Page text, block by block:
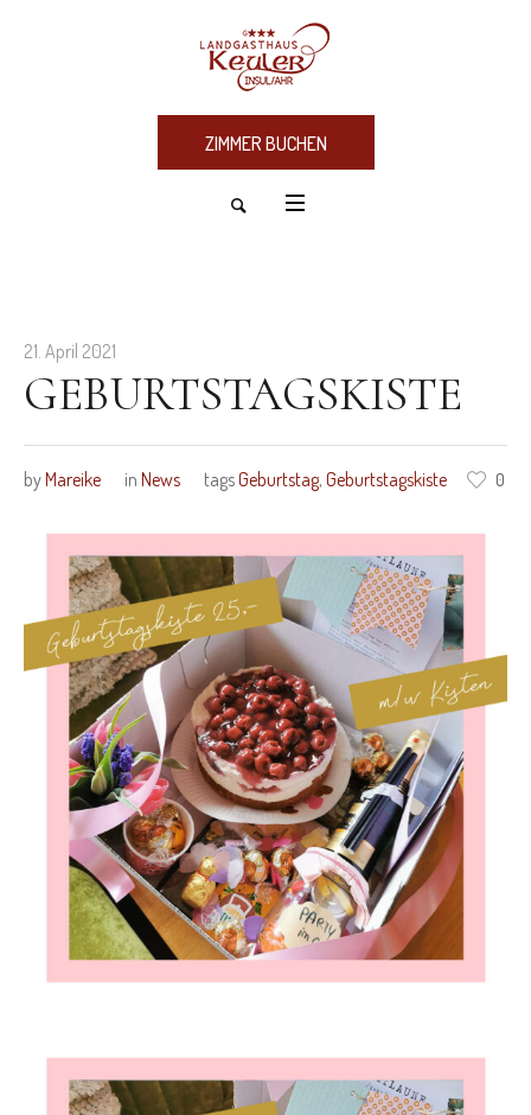
ZIMMER BUCHEN
21. April 2021
GEBURTSTAGSKISTE
byMareike in News tagsGeburtstag, Geburtstagskiste 0